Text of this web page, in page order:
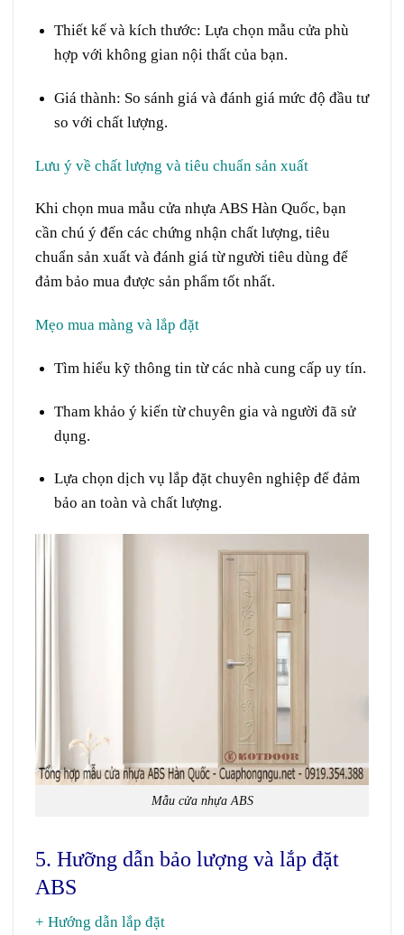
Thiết kế và kích thước: Lựa chọn mẫu cửa phù
hợp với không gian nội thất của bạn.
Giá thành: So sánh giá và đánh giá mức độ đầu tư
so với chất lượng.
Lưu ý về chất lượng và tiêu chuẩn sản xuất
Khi chọn mua mẫu cửa nhựa ABS Hàn Quốc, bạn
cần chú ý đến các chứng nhận chất lượng, tiêu
chuẩn sản xuất và đánh giá từ người tiêu dùng để
đảm bảo mua được sản phẩm tốt nhất.
Mẹo mua màng và lắp đặt
Tìm hiểu kỹ thông tin từ các nhà cung cấp uy tín.
Tham khảo ý kiến từ chuyên gia và người đã sử
dụng.
Lựa chọn dịch vụ lắp đặt chuyên nghiệp để đảm
bảo an toàn và chất lượng.
Mẫu cửa nhựa ABS
5. Hưỡng dẫn bảo lượng và lắp đặt
ABS
+ Hướng dẫn lắp đặt